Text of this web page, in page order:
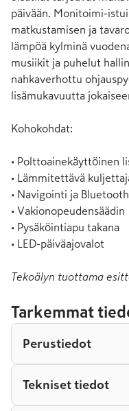
päivään. Monitoimi-
matkustamisen ja
lämpöä kylminä
musiikit ja puhelut
nahkaverhottu
lisämukavuutta
Kohokohdat:
• Polttoainekäyttöinen
• Lämmitettävä
• Navigointi ja
• Vakionopeudensäädin
• Pysäköintiapu takana
• LED-päiväajovalot
Tekoälyn tuottama
Tarkemmat
Perustiedot
Tekniset tiedot